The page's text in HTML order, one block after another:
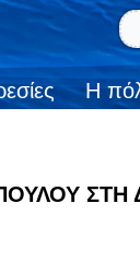
Η
ΣΤΗ